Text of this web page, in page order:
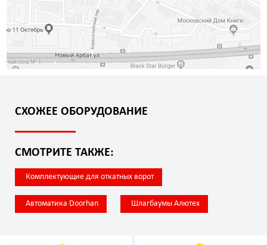
СХОЖЕЕ ОБОРУДОВАНИЕ
СМОТРИТЕ ТАКЖЕ:
Комплектующие для откатных ворот
Автоматика Doorhan Шлагбаумы Алютех